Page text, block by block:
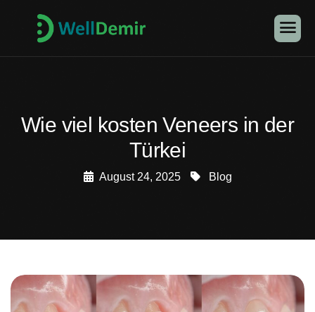
Wie viel kosten Veneers in der
Türkei
August 24, 2025 Blog